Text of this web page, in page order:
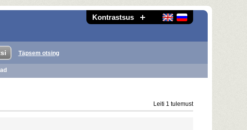
Kontrastsus
Täpsem otsing
Leiti 1 tulemust